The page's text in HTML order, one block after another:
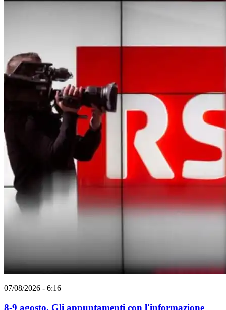
07/08/2026 - 6:16
8-9 agosto. Gli appuntamenti con l'informazione